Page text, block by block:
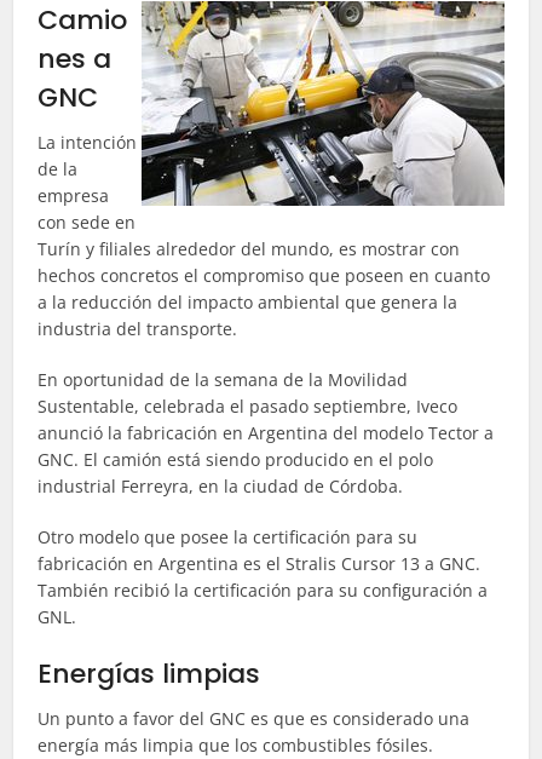
Camio
nes a
GNC
La intención
de la
empresa
con sede en
Turín y filiales alrededor del mundo, es mostrar con
hechos concretos el compromiso que poseen en cuanto
a la reducción del impacto ambiental que genera la
industria del transporte.
En oportunidad de la semana de la Movilidad
Sustentable, celebrada el pasado septiembre, Iveco
anunció la fabricación en Argentina del modelo Tector a
GNC. El camión está siendo producido en el polo
industrial Ferreyra, en la ciudad de Córdoba.
Otro modelo que posee la certificación para su
fabricación en Argentina es el Stralis Cursor 13 a GNC.
También recibió la certificación para su configuración a
GNL.
Energías limpias
Un punto a favor del GNC es que es considerado una
energía más limpia que los combustibles fósiles.